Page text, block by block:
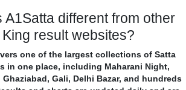
A1Satta different from other
King result websites?
one of the largest collections of Satta
in one place, including Maharani Night,
Ghaziabad, Gali, Delhi Bazar, and hundreds